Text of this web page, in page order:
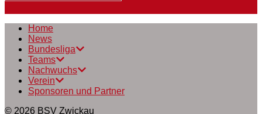
Home
News
Bundesliga
Teams
Nachwuchs
Verein
Sponsoren und Partner
© 2026 BSV Zwickau